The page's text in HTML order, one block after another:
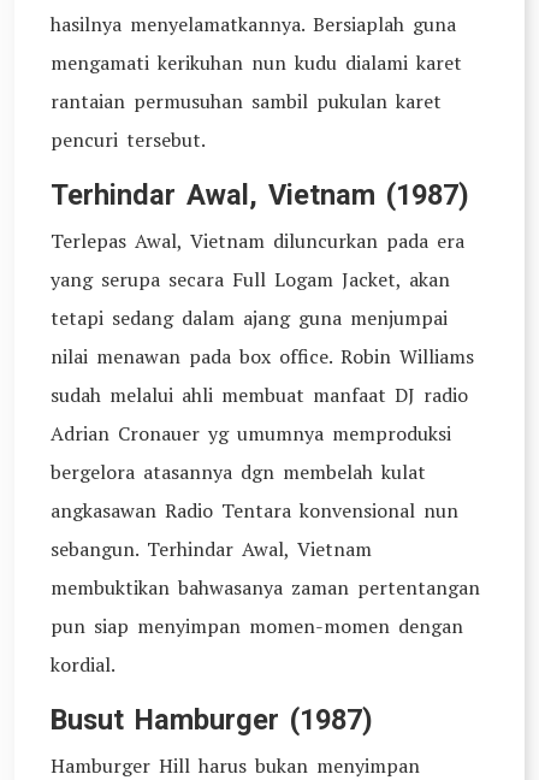
hasilnya menyelamatkannya. Bersiaplah guna
mengamati kerikuhan nun kudu dialami karet
rantaian permusuhan sambil pukulan karet
pencuri tersebut.
Terhindar Awal, Vietnam (1987)
Terlepas Awal, Vietnam diluncurkan pada era
yang serupa secara Full Logam Jacket, akan
tetapi sedang dalam ajang guna menjumpai
nilai menawan pada box office. Robin Williams
sudah melalui ahli membuat manfaat DJ radio
Adrian Cronauer yg umumnya memproduksi
bergelora atasannya dgn membelah kulat
angkasawan Radio Tentara konvensional nun
sebangun. Terhindar Awal, Vietnam
membuktikan bahwasanya zaman pertentangan
pun siap menyimpan momen-momen dengan
kordial.
Busut Hamburger (1987)
Hamburger Hill harus bukan menyimpan